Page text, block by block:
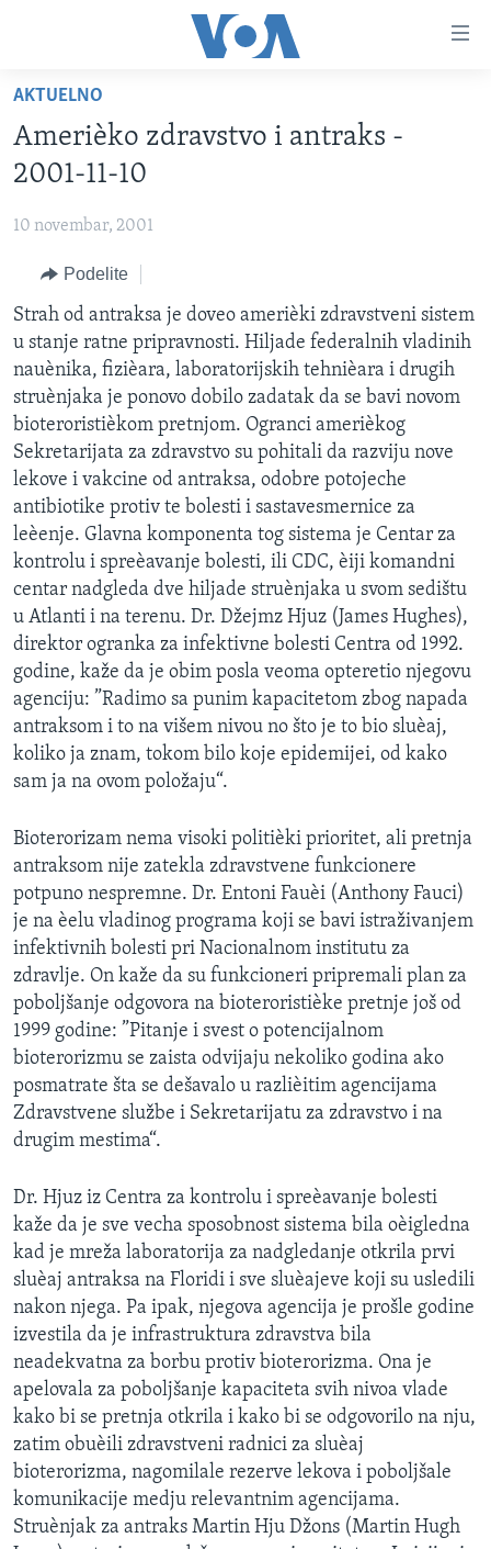
glavni
sadržaj
Idi
na
glavnu
pretragu
NASLOVNA
BALKAN
GLOBALNE TEME
EKONOMIJA
NAUKA I TEHNOLOGIJA
MEDICINA
KULTURA
DRUŠTVO
SPORT
INTERVJU
OTVORENI STUDIO
IZ AMERIKE
PRATITE NAS
Jezici
AKTUELNO
Amerièko zdravstvo i antraks -
2001-11-10
10 novembar, 2001
Podelite
Strah od antraksa je doveo amerièki zdravstveni sistem
u stanje ratne pripravnosti. Hiljade federalnih vladinih
nauènika, fizièara, laboratorijskih tehnièara i drugih
struènjaka je ponovo dobilo zadatak da se bavi novom
bioteroristièkom pretnjom. Ogranci amerièkog
Sekretarijata za zdravstvo su pohitali da razviju nove
lekove i vakcine od antraksa, odobre potojeche
antibiotike protiv te bolesti i sastavesmernice za
leèenje. Glavna komponenta tog sistema je Centar za
kontrolu i spreèavanje bolesti, ili CDC, èiji komandni
centar nadgleda dve hiljade struènjaka u svom sedištu
u Atlanti i na terenu. Dr. Džejmz Hjuz (James Hughes),
direktor ogranka za infektivne bolesti Centra od 1992.
godine, kaže da je obim posla veoma opteretio njegovu
agenciju: ”Radimo sa punim kapacitetom zbog napada
antraksom i to na višem nivou no što je to bio sluèaj,
koliko ja znam, tokom bilo koje epidemijei, od kako
sam ja na ovom položaju“.
Bioterorizam nema visoki politièki prioritet, ali pretnja
antraksom nije zatekla zdravstvene funkcionere
potpuno nespremne. Dr. Entoni Fauèi (Anthony Fauci)
je na èelu vladinog programa koji se bavi istraživanjem
infektivnih bolesti pri Nacionalnom institutu za
zdravlje. On kaže da su funkcioneri pripremali plan za
poboljšanje odgovora na bioteroristièke pretnje još od
1999 godine: ”Pitanje i svest o potencijalnom
bioterorizmu se zaista odvijaju nekoliko godina ako
posmatrate šta se dešavalo u razlièitim agencijama
Zdravstvene službe i Sekretarijatu za zdravstvo i na
drugim mestima“.
Dr. Hjuz iz Centra za kontrolu i spreèavanje bolesti
kaže da je sve vecha sposobnost sistema bila oèigledna
kad je mreža laboratorija za nadgledanje otkrila prvi
sluèaj antraksa na Floridi i sve sluèajeve koji su usledili
nakon njega. Pa ipak, njegova agencija je prošle godine
izvestila da je infrastruktura zdravstva bila
neadekvatna za borbu protiv bioterorizma. Ona je
apelovala za poboljšanje kapaciteta svih nivoa vlade
kako bi se pretnja otkrila i kako bi se odgovorilo na nju,
zatim obuèili zdravstveni radnici za sluèaj
bioterorizma, nagomilale rezerve lekova i poboljšale
komunikacije medju relevantnim agencijama.
Struènjak za antraks Martin Hju Džons (Martin Hugh